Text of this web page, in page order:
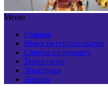
Меню
Главная
Новости строительства
Советы по ремонту
Технологии
Электрика
Дизайн